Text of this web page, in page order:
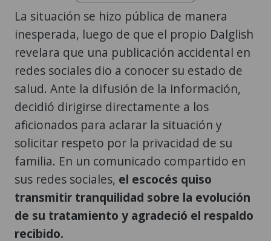
La situación se hizo pública de manera
inesperada, luego de que el propio Dalglish
revelara que una publicación accidental en
redes sociales dio a conocer su estado de
salud. Ante la difusión de la información,
decidió dirigirse directamente a los
aficionados para aclarar la situación y
solicitar respeto por la privacidad de su
familia. En un comunicado compartido en
sus redes sociales, el escocés quiso
transmitir tranquilidad sobre la evolución
de su tratamiento y agradeció el respaldo
recibido.